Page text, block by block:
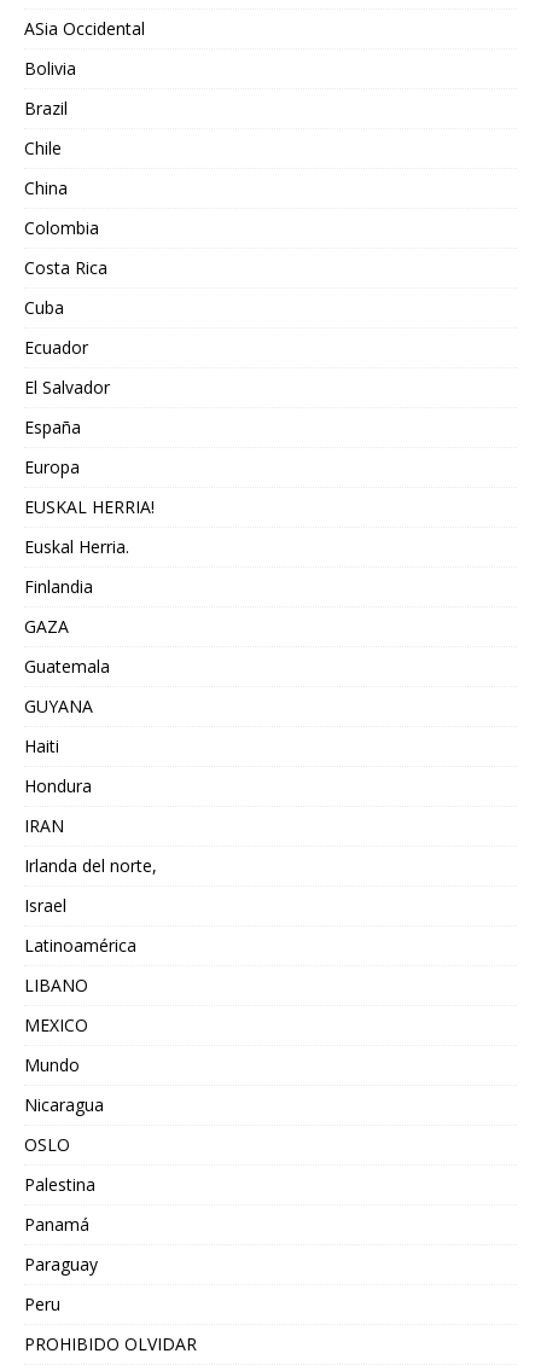
ASia Occidental
Bolivia
Brazil
Chile
China
Colombia
Costa Rica
Cuba
Ecuador
El Salvador
España
Europa
EUSKAL HERRIA!
Euskal Herria.
Finlandia
GAZA
Guatemala
GUYANA
Haiti
Hondura
IRAN
Irlanda del norte,
Israel
Latinoamérica
LIBANO
MEXICO
Mundo
Nicaragua
OSLO
Palestina
Panamá
Paraguay
Peru
PROHIBIDO OLVIDAR